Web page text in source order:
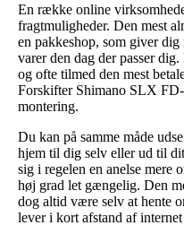
En række online
fragtmuligheder. Den mest
en pakkeshop, som giver
varer den dag der passer
og ofte tilmed den mest
Forskifter Shimano SLX
montering.
Du kan på samme måde
hjem til dig selv eller ud til
sig i regelen en anelse mere
høj grad let gængelig. Den
dog altid være selv at hente
lever i kort afstand af internet